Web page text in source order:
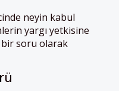
neyin kabul
yargı yetkisine
soru olarak